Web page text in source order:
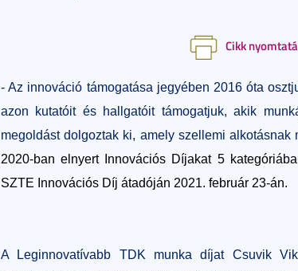
Cikk
- Az innováció támogatása jegyében 2016 óta
azon kutatóit és hallgatóit támogatjuk, akik
megoldást dolgoztak ki, amely szellemi
2020-ban elnyert Innovációs Díjakat 5
SZTE Innovációs Díj átadóján 2021. február 23-án.
A Leginnovatívabb TDK munka díjat Csuvik